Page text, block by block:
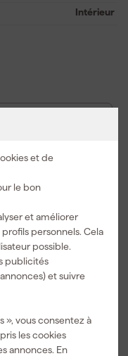
et de
le bon
et améliorer
personnels. Cela
possible.
publicités
et suivre
», vous consentez à
les cookies
annonces. En
Intérieur